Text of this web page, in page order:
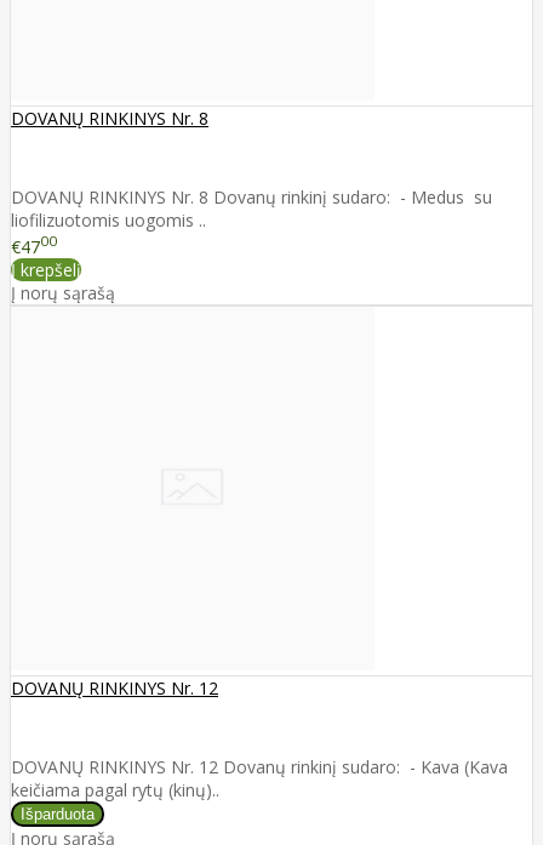
DOVANŲ RINKINYS Nr. 8
DOVANŲ RINKINYS Nr. 8 Dovanų rinkinį sudaro: - Medus su
liofilizuotomis uogomis ..
€4700
Į krepšelį
Į norų sąrašą
DOVANŲ RINKINYS Nr. 12
DOVANŲ RINKINYS Nr. 12 Dovanų rinkinį sudaro: - Kava (Kava
keičiama pagal rytų (kinų)..
Į norų sąrašą